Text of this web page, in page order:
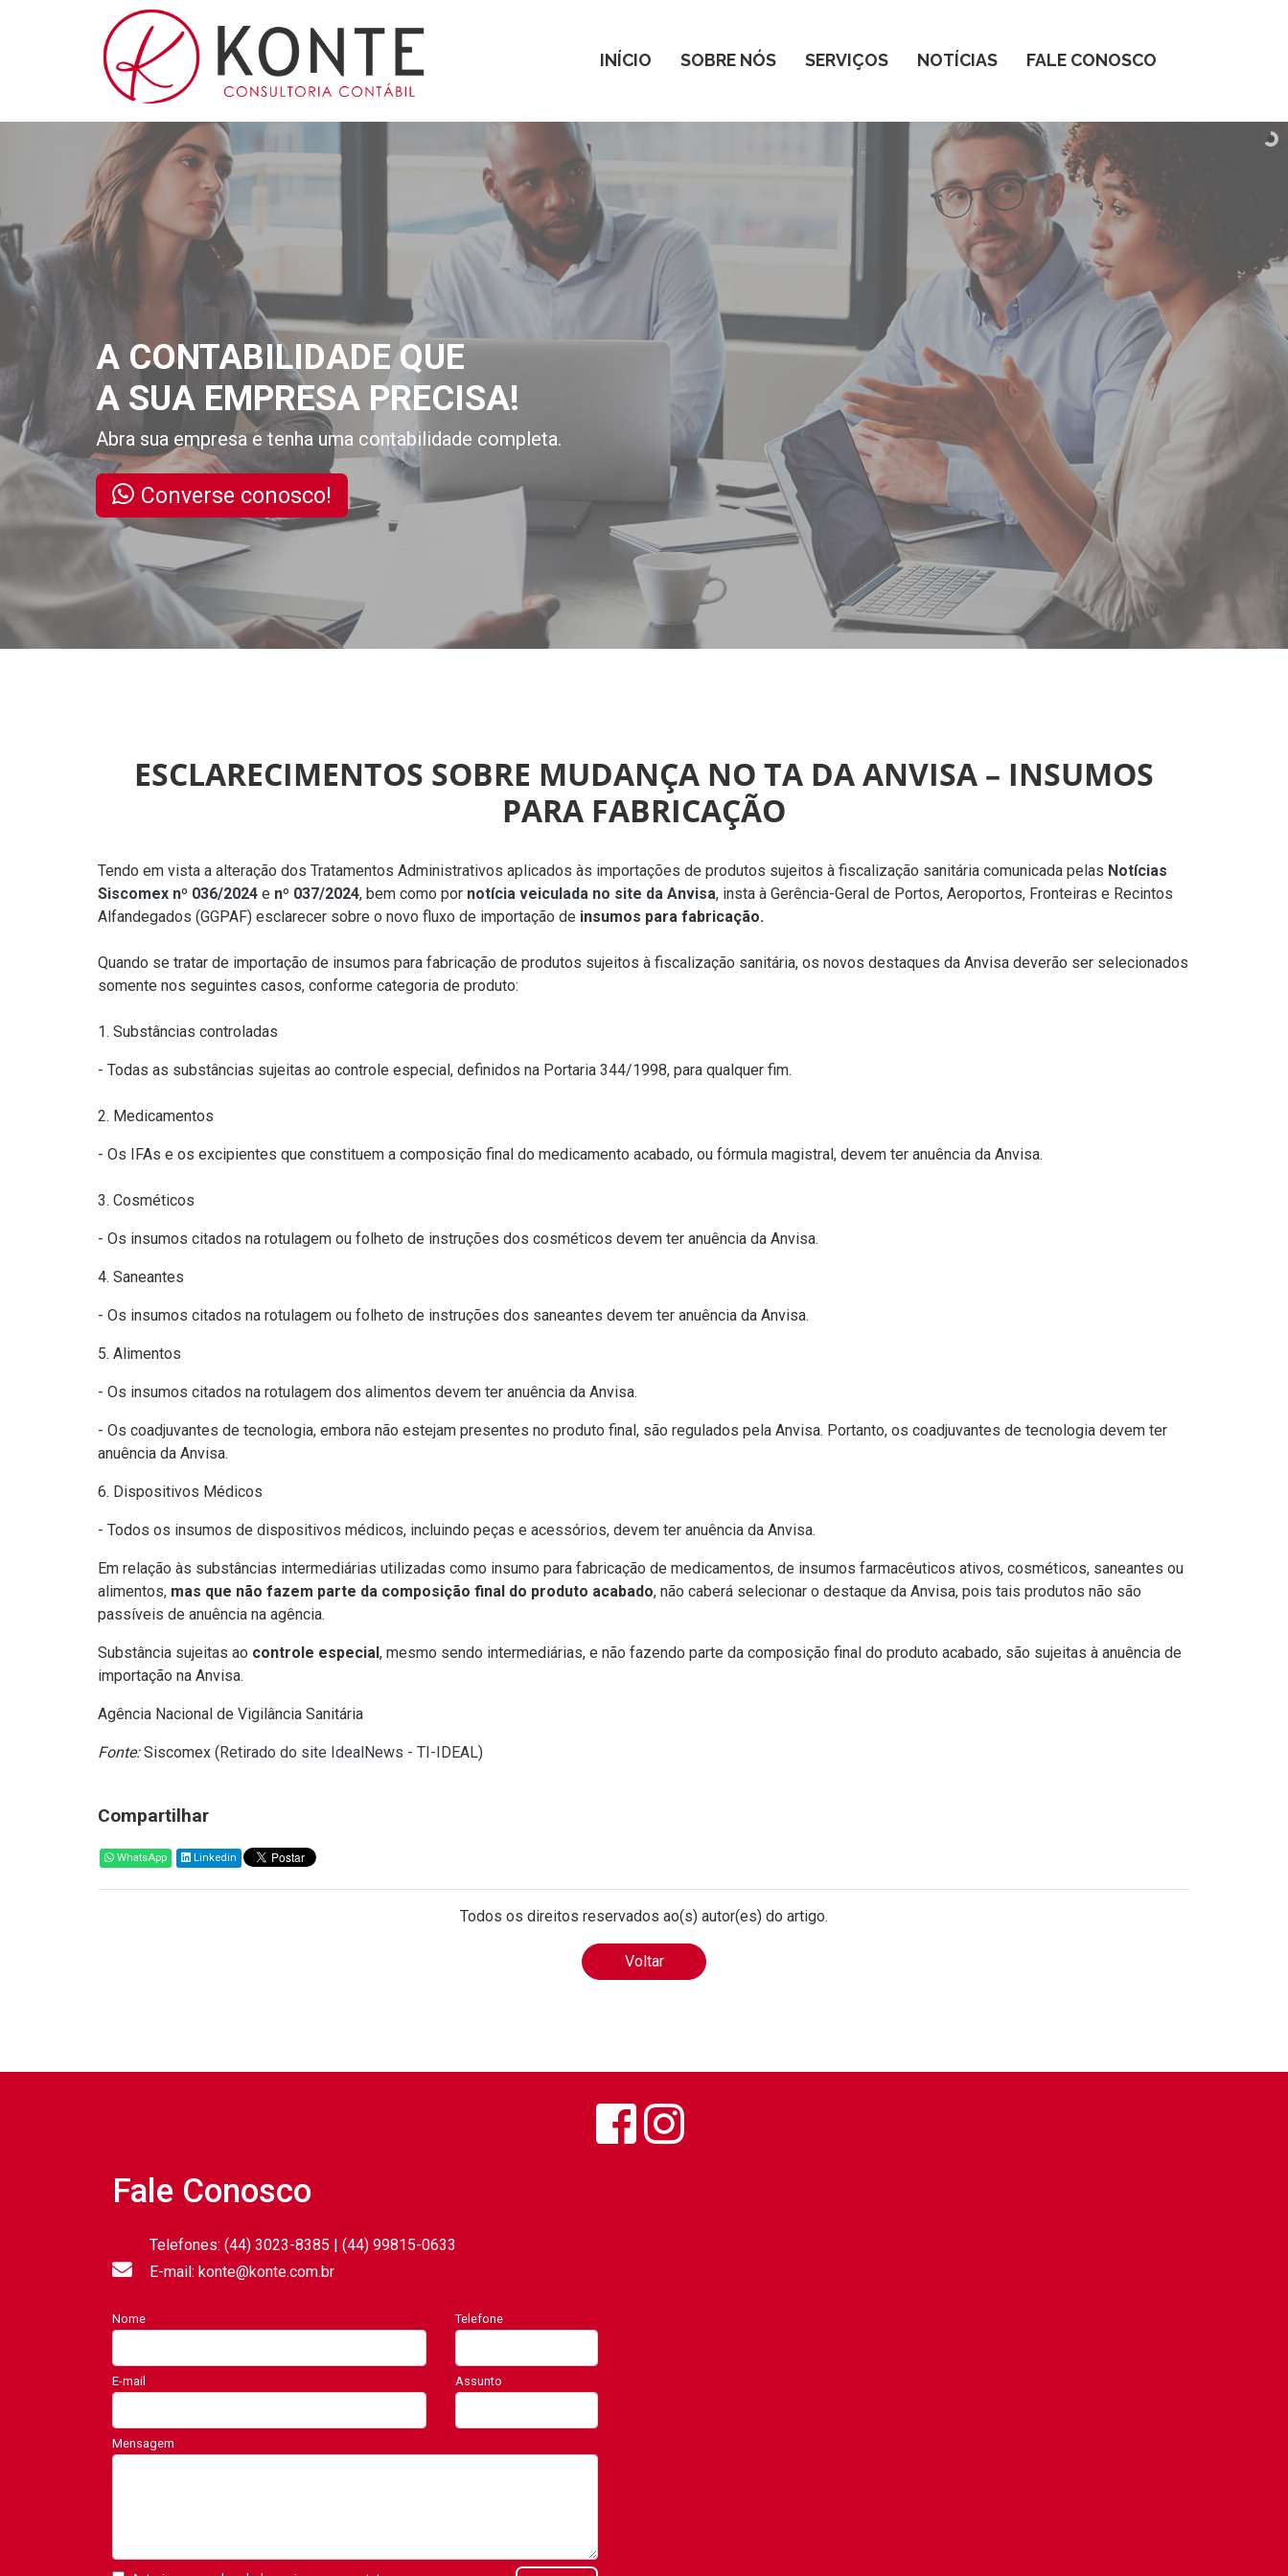
INÍCIO SOBRE NÓS SERVIÇOS NOTÍCIAS FALE CONOSCO
A CONTABILIDADE QUE
A SUA EMPRESA PRECISA!
Abra sua empresa e tenha uma contabilidade completa.
Converse conosco!
ESCLARECIMENTOS SOBRE MUDANÇA NO TA DA ANVISA – INSUMOS
PARA FABRICAÇÃO
Tendo em vista a alteração dos Tratamentos Administrativos aplicados às importações de produtos sujeitos à fiscalização sanitária comunicada pelas Notícias
Siscomex nº 036/2024 e nº 037/2024, bem como por notícia veiculada no site da Anvisa, insta à Gerência-Geral de Portos, Aeroportos, Fronteiras e Recintos
Alfandegados (GGPAF) esclarecer sobre o novo fluxo de importação de insumos para fabricação.
Quando se tratar de importação de insumos para fabricação de produtos sujeitos à fiscalização sanitária, os novos destaques da Anvisa deverão ser selecionados
somente nos seguintes casos, conforme categoria de produto:
1. Substâncias controladas
- Todas as substâncias sujeitas ao controle especial, definidos na Portaria 344/1998, para qualquer fim.
2. Medicamentos
- Os IFAs e os excipientes que constituem a composição final do medicamento acabado, ou fórmula magistral, devem ter anuência da Anvisa.
3. Cosméticos
- Os insumos citados na rotulagem ou folheto de instruções dos cosméticos devem ter anuência da Anvisa.
4. Saneantes
- Os insumos citados na rotulagem ou folheto de instruções dos saneantes devem ter anuência da Anvisa.
5. Alimentos
- Os insumos citados na rotulagem dos alimentos devem ter anuência da Anvisa.
- Os coadjuvantes de tecnologia, embora não estejam presentes no produto final, são regulados pela Anvisa. Portanto, os coadjuvantes de tecnologia devem ter
anuência da Anvisa.
6. Dispositivos Médicos
- Todos os insumos de dispositivos médicos, incluindo peças e acessórios, devem ter anuência da Anvisa.
Em relação às substâncias intermediárias utilizadas como insumo para fabricação de medicamentos, de insumos farmacêuticos ativos, cosméticos, saneantes ou
alimentos, mas que não fazem parte da composição final do produto acabado, não caberá selecionar o destaque da Anvisa, pois tais produtos não são
passíveis de anuência na agência.
Substância sujeitas ao controle especial, mesmo sendo intermediárias, e não fazendo parte da composição final do produto acabado, são sujeitas à anuência de
importação na Anvisa.
Agência Nacional de Vigilância Sanitária
Fonte:Siscomex (Retirado do site IdealNews - TI-IDEAL)
Compartilhar
WhatsApp Linkedin
Todos os direitos reservados ao(s) autor(es) do artigo.
Voltar
Fale Conosco
Telefones: (44) 3023-8385 | (44) 99815-0633
E-mail: konte@konte.com.br
Nome Telefone
E-mail Assunto
Mensagem